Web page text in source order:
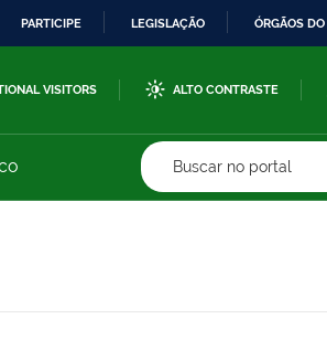
PARTICIPE LEGISLAÇÃO ÓRGÃOS
VISITORS ALTO CONTRASTE
Buscar no portal